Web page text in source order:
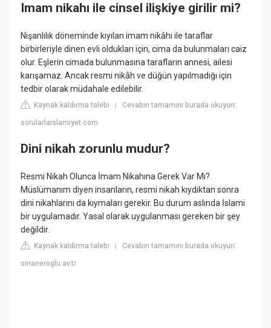
Imam nikahı ile cinsel ilişkiye girilir mi?
Nişanlılık döneminde kıyılan imam nikâhı ile taraflar
birbirleriyle dinen evli oldukları için, cima da bulunmaları caiz
olur. Eşlerin cimada bulunmasına tarafların annesi, ailesi
karışamaz. Ancak resmi nikâh ve düğün yapılmadığı için
tedbir olarak müdahale edilebilir.
Kaynak kaldırma talebi |Cevabın tamamını burada okuyun:
sorularlaislamiyet.com
Dini nikah zorunlu mudur?
Resmi Nikah Olunca İmam Nikahına Gerek Var Mı?
Müslümanım diyen insanların, resmi nikah kıydıktan sonra
dini nikahlarını da kıymaları gerekir. Bu durum aslında İslami
bir uygulamadır. Yasal olarak uygulanması gereken bir şey
değildir.
Kaynak kaldırma talebi |Cevabın tamamını burada okuyun:
sinaneroglu.av.tr